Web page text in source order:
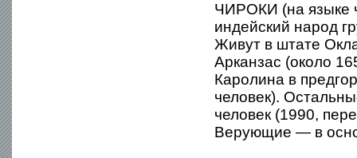
ЧИРОКИ (на языке
индейский народ
Живут в штате
Арканзас (около
Каролина в
человек).
человек (1990,
Верующие — в